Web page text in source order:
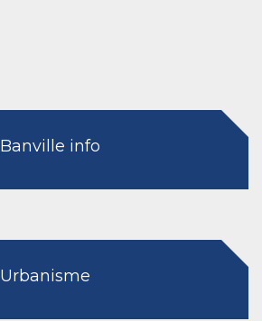
Banville info
Urbanisme